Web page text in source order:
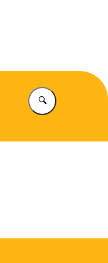
Vul in wat u